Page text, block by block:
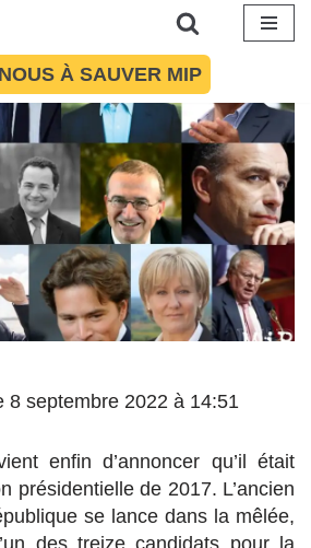
À SAUVER MIP
8 septembre 2022 à 14:51
enfin d’annoncer qu’il était
présidentielle de 2017. L’ancien
se lance dans la mêlée,
des treize candidats pour la